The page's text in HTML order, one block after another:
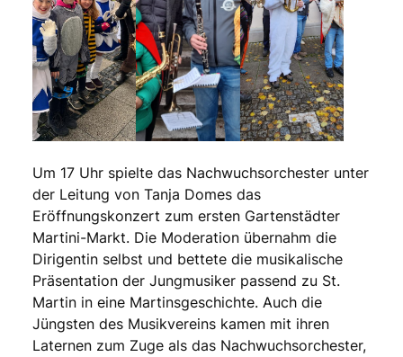
Um 17 Uhr spielte das Nachwuchsorchester unter
der Leitung von Tanja Domes das
Eröffnungskonzert zum ersten Gartenstädter
Martini-Markt. Die Moderation übernahm die
Dirigentin selbst und bettete die musikalische
Präsentation der Jungmusiker passend zu St.
Martin in eine Martinsgeschichte. Auch die
Jüngsten des Musikvereins kamen mit ihren
Laternen zum Zuge als das Nachwuchsorchester,